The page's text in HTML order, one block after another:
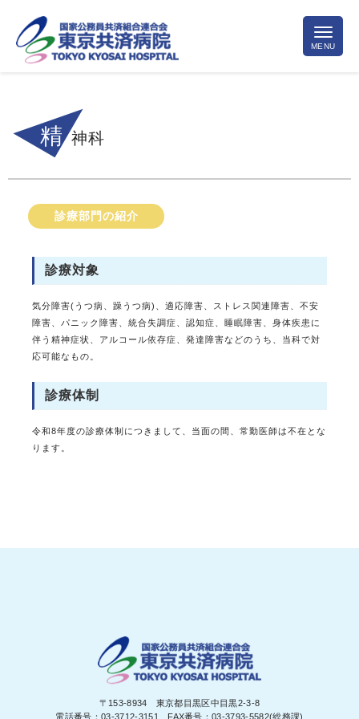
精 神科
診療部門の紹介
診療対象
気分障害(うつ病、躁うつ病)、適応障害、ストレス関連障害、不安
障害、パニック障害、統合失調症、認知症、睡眠障害、身体疾患に
伴う精神症状、アルコール依存症、発達障害などのうち、当科で対
応可能なもの。
診療体制
令和8年度の診療体制につきまして、当面の間、常勤医師は不在とな
ります。
〒153-8934 東京都目黒区中目黒2-3-8
電話番号：03-3712-3151 FAX番号：03-3793-5582(総務課)